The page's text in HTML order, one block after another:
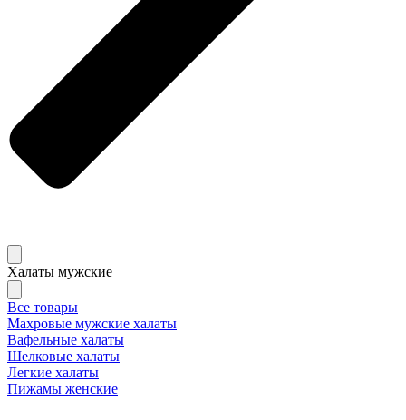
Халаты мужские
Все товары
Махровые мужские халаты
Вафельные халаты
Шелковые халаты
Легкие халаты
Пижамы женские